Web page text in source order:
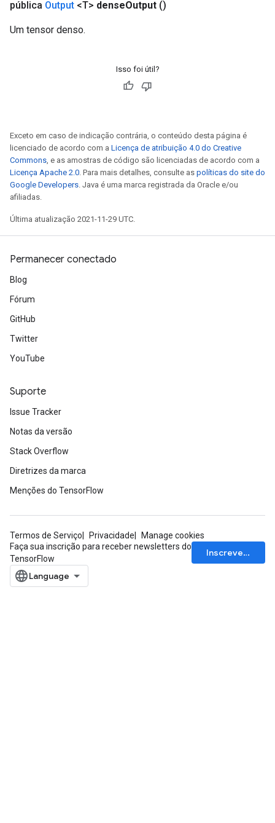
pública Output <T> denseOutput ()
Um tensor denso.
Isso foi útil?
Exceto em caso de indicação contrária, o conteúdo desta página é
licenciado de acordo com a Licença de atribuição 4.0 do Creative
Commons, e as amostras de código são licenciadas de acordo com a
Licença Apache 2.0. Para mais detalhes, consulte as políticas do site do
Google Developers. Java é uma marca registrada da Oracle e/ou
afiliadas.
Última atualização 2021-11-29 UTC.
Permanecer conectado
Blog
Fórum
GitHub
Twitter
YouTube
Suporte
Issue Tracker
Notas da versão
Stack Overflow
Diretrizes da marca
Menções do TensorFlow
Termos de Serviço Privacidade
Manage cookies
Faça sua inscrição para receber newsletters do
TensorFlow
Inscrever-se